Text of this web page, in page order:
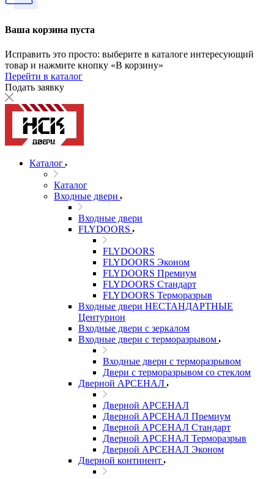
Ваша корзина пуста
Исправить это просто: выберите в каталоге интересующий
товар и нажмите кнопку «В корзину»
Перейти в каталог
Подать заявку
Каталог
Каталог
Входные двери
Входные двери
FLYDOORS
FLYDOORS
FLYDOORS Эконом
FLYDOORS Премиум
FLYDOORS Стандарт
FLYDOORS Терморазрыв
Входные двери НЕСТАНДАРТНЫЕ
Центурион
Входные двери с зеркалом
Входные двери с терморазрывом
Входные двери с терморазрывом
Двери с терморазрывом со стеклом
Дверной АРСЕНАЛ
Дверной АРСЕНАЛ
Дверной АРСЕНАЛ Премиум
Дверной АРСЕНАЛ Стандарт
Дверной АРСЕНАЛ Терморазрыв
Дверной АРСЕНАЛ Эконом
Дверной континент